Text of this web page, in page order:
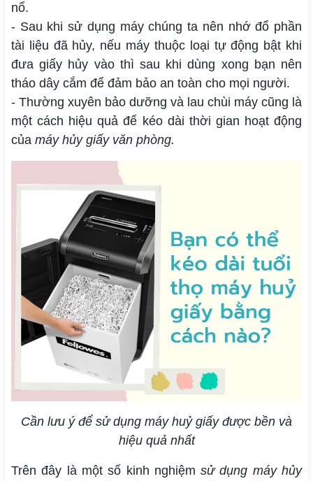
nổ.
- Sau khi sử dụng máy chúng ta nên nhớ đổ phần
tài liệu đã hủy, nếu máy thuộc loại tự động bật khi
đưa giấy hủy vào thì sau khi dùng xong bạn nên
tháo dây cắm để đảm bảo an toàn cho mọi người.
- Thường xuyên bảo dưỡng và lau chùi máy cũng là
một cách hiệu quả để kéo dài thời gian hoạt động
của máy hủy giấy văn phòng.
Cần lưu ý để sử dụng máy huỷ giấy được bền và
hiệu quả nhất
Trên đây là một số kinh nghiệmsử dụng máy hủy